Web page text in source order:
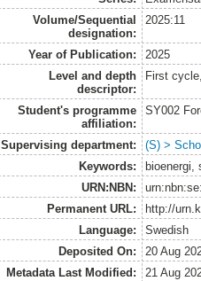
Volume/Sequential
designation:
2025:11
Year of Publication:
2025
Level and depth
descriptor:
First
Student's programme
affiliation:
SY002
Supervising department:
(S) >
Keywords:
bioenergi,
URN:NBN:
Permanent URL:
http://
Language:
Swedish
Deposited On:
20 Aug
Metadata Last Modified:
21 Aug